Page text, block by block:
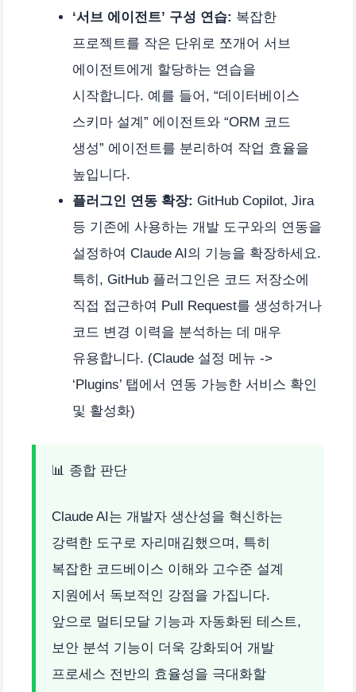
‘서브 에이전트’ 구성 연습: 복잡한
프로젝트를 작은 단위로 쪼개어 서브
에이전트에게 할당하는 연습을
시작합니다. 예를 들어, “데이터베이스
스키마 설계” 에이전트와 “ORM 코드
생성” 에이전트를 분리하여 작업 효율을
높입니다.
플러그인 연동 확장: GitHub Copilot, Jira
등 기존에 사용하는 개발 도구와의 연동을
설정하여 Claude AI의 기능을 확장하세요.
특히, GitHub 플러그인은 코드 저장소에
직접 접근하여 Pull Request를 생성하거나
코드 변경 이력을 분석하는 데 매우
유용합니다. (Claude 설정 메뉴 ->
‘Plugins’ 탭에서 연동 가능한 서비스 확인
및 활성화)
📊 종합 판단
Claude AI는 개발자 생산성을 혁신하는
강력한 도구로 자리매김했으며, 특히
복잡한 코드베이스 이해와 고수준 설계
지원에서 독보적인 강점을 가집니다.
앞으로 멀티모달 기능과 자동화된 테스트,
보안 분석 기능이 더욱 강화되어 개발
프로세스 전반의 효율성을 극대화할